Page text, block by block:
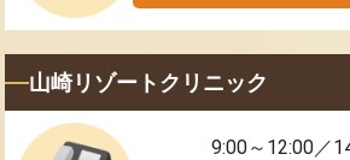
山崎リゾートクリニック
9:00～12:00／